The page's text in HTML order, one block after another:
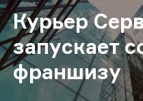
Курьер
запускает
франшизу